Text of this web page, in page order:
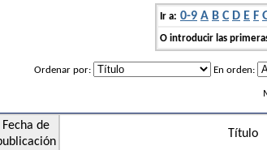
Ir a: 0-9 A B C D E F
O introducir las
Ordenar por: En orden:
Fecha de
Título